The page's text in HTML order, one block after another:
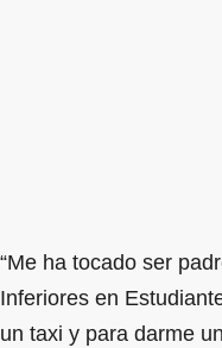
“Me ha tocado ser
Inferiores en
un taxi y para darme